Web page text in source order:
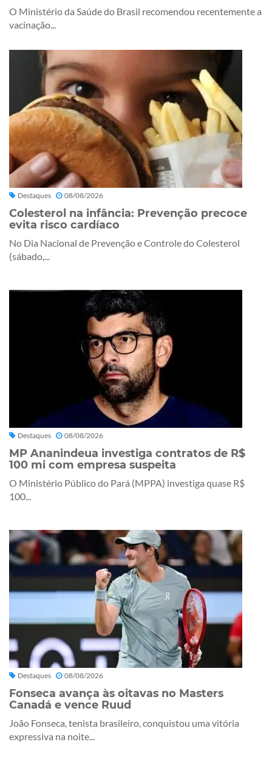
O Ministério da Saúde do Brasil recomendou recentemente a
vacinação...
Destaques 08/08/2026
Colesterol na infância: Prevenção precoce
evita risco cardíaco
No Dia Nacional de Prevenção e Controle do Colesterol
(sábado,...
Destaques 08/08/2026
MP Ananindeua investiga contratos de R$
100 mi com empresa suspeita
O Ministério Público do Pará (MPPA) investiga quase R$
100...
Destaques 08/08/2026
Fonseca avança às oitavas no Masters
Canadá e vence Ruud
João Fonseca, tenista brasileiro, conquistou uma vitória
expressiva na noite...